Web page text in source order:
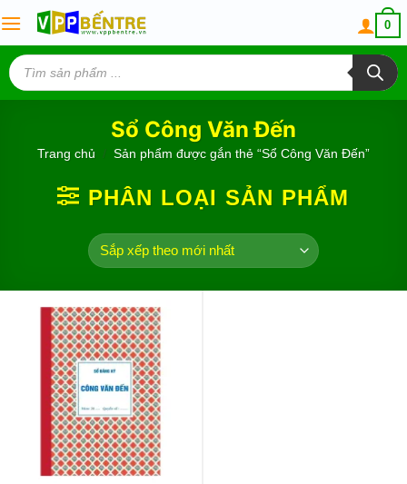
to
content
0
Tìm
kiếm
sản
phẩm
Sổ Công Văn Đến
Trang chủ Sản phẩm được gắn thẻ “Sổ Công Văn Đến”
PHÂN LOẠI SẢN PHẨM